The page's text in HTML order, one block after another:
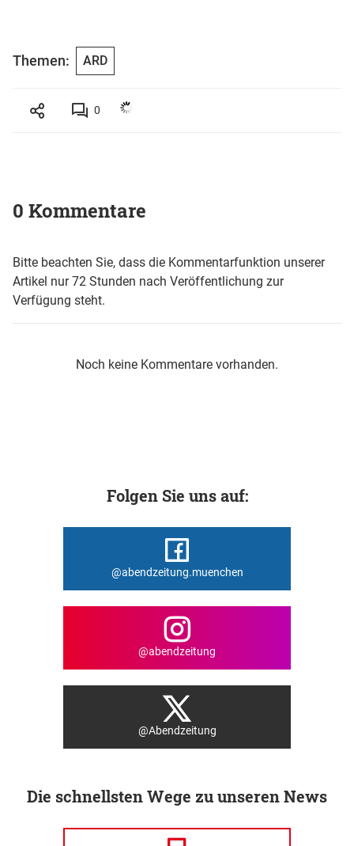
Themen: ARD
0
0 Kommentare
Bitte beachten Sie, dass die Kommentarfunktion unserer
Artikel nur 72 Stunden nach Veröffentlichung zur
Verfügung steht.
Noch keine Kommentare vorhanden.
Folgen Sie uns auf:
@abendzeitung.muenchen
@abendzeitung
@Abendzeitung
Die schnellsten Wege zu unseren News